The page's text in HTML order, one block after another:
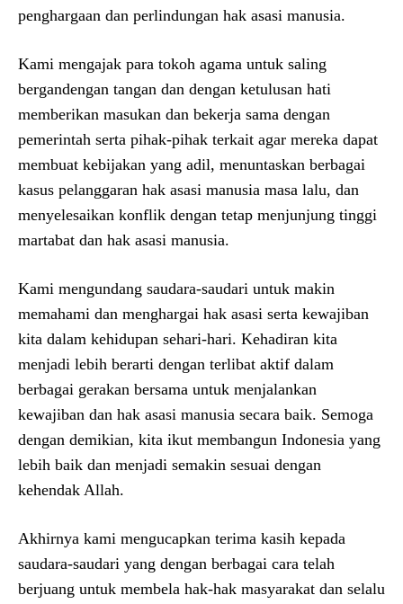
penghargaan dan perlindungan hak asasi manusia.
Kami mengajak para tokoh agama untuk saling
bergandengan tangan dan dengan ketulusan hati
memberikan masukan dan bekerja sama dengan
pemerintah serta pihak-pihak terkait agar mereka dapat
membuat kebijakan yang adil, menuntaskan berbagai
kasus pelanggaran hak asasi manusia masa lalu, dan
menyelesaikan konflik dengan tetap menjunjung tinggi
martabat dan hak asasi manusia.
Kami mengundang saudara-saudari untuk makin
memahami dan menghargai hak asasi serta kewajiban
kita dalam kehidupan sehari-hari. Kehadiran kita
menjadi lebih berarti dengan terlibat aktif dalam
berbagai gerakan bersama untuk menjalankan
kewajiban dan hak asasi manusia secara baik. Semoga
dengan demikian, kita ikut membangun Indonesia yang
lebih baik dan menjadi semakin sesuai dengan
kehendak Allah.
Akhirnya kami mengucapkan terima kasih kepada
saudara-saudari yang dengan berbagai cara telah
berjuang untuk membela hak-hak masyarakat dan selalu